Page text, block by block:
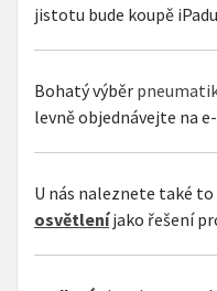
jistotu bude koupě
Bohatý výběr
levně objednávejte na
U nás naleznete také
osvětleníjako řešení